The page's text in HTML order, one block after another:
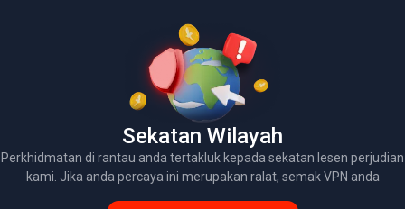
Sekatan Wilayah
Perkhidmatan di rantau anda tertakluk kepada sekatan lesen perjudian
kami. Jika anda percaya ini merupakan ralat, semak VPN anda